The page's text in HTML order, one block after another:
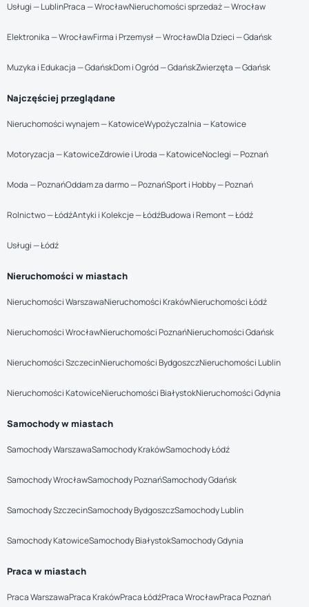
Usługi — LublinPraca — WrocławNieruchomości sprzedaż — Wrocław
Elektronika — WrocławFirma i Przemysł — WrocławDla Dzieci — Gdańsk
Muzyka i Edukacja — GdańskDom i Ogród — GdańskZwierzęta — Gdańsk
Najczęściej przeglądane
Nieruchomości wynajem — KatowiceWypożyczalnia — Katowice
Motoryzacja — KatowiceZdrowie i Uroda — KatowiceNoclegi — Poznań
Moda — PoznańOddam za darmo — PoznańSport i Hobby — Poznań
Rolnictwo — ŁódźAntyki i Kolekcje — ŁódźBudowa i Remont — Łódź
Usługi — Łódź
Nieruchomości w miastach
Nieruchomości WarszawaNieruchomości KrakówNieruchomości Łódź
Nieruchomości WrocławNieruchomości PoznańNieruchomości Gdańsk
Nieruchomości SzczecinNieruchomości BydgoszczNieruchomości Lublin
Nieruchomości KatowiceNieruchomości BiałystokNieruchomości Gdynia
Samochody w miastach
Samochody WarszawaSamochody KrakówSamochody Łódź
Samochody WrocławSamochody PoznańSamochody Gdańsk
Samochody SzczecinSamochody BydgoszczSamochody Lublin
Samochody KatowiceSamochody BiałystokSamochody Gdynia
Praca w miastach
Praca WarszawaPraca KrakówPraca ŁódźPraca WrocławPraca Poznań